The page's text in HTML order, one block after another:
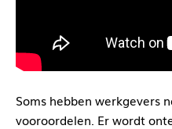
Soms hebben werkgevers
vooroordelen. Er wordt